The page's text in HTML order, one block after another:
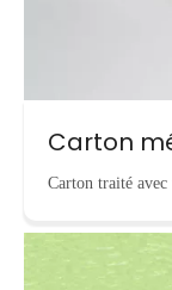
Carton
Carton traité